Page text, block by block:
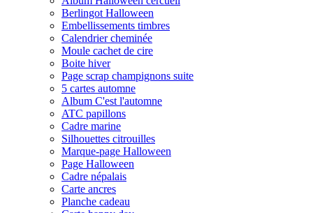
Berlingot Halloween
Embellissements timbres
Calendrier cheminée
Moule cachet de cire
Boite hiver
Page scrap champignons suite
5 cartes automne
Album C'est l'automne
ATC papillons
Cadre marine
Silhouettes citrouilles
Marque-page Halloween
Page Halloween
Cadre népalais
Carte ancres
Planche cadeau